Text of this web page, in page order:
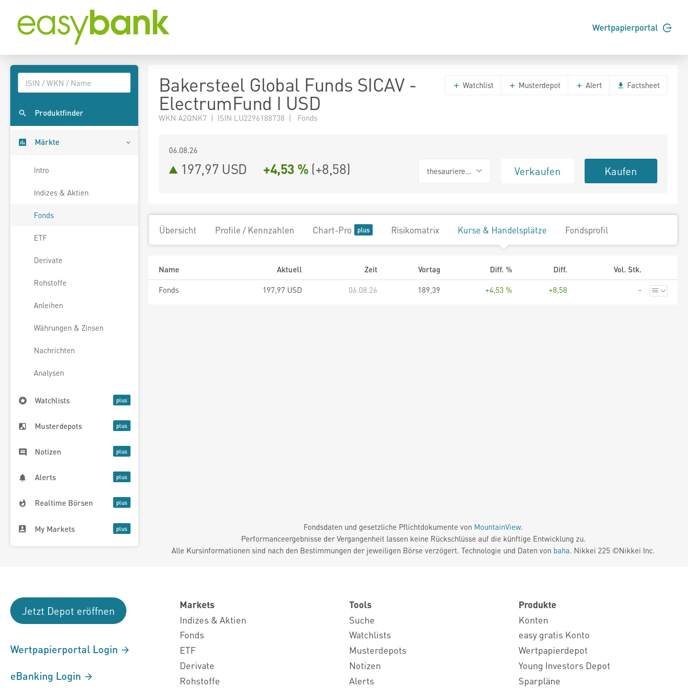
Wertpapierportal
Produktfinder
Märkte
Intro
Indizes & Aktien
Fonds
ETF
Derivate
Rohstoffe
Anleihen
Währungen & Zinsen
Nachrichten
Analysen
Watchlists
Musterdepots
Notizen
Alerts
Realtime Börsen
My Markets
Bakersteel Global Funds SICAV -
ElectrumFund I USD
WKN A2QNK7 | ISIN LU2296188738 | Fonds
Watchlist Musterdepot Alert Factsheet
06.08.26
197,97 USD +4,53 % (+8,58) thesaurierend Verkaufen Kaufen
Übersicht Profile / Kennzahlen Chart-Pro Risikomatrix Kurse & Handelsplätze Fondsprofil
Name Aktuell Zeit Vortag Diff. % Diff.
Vol. Stk.
Fonds
197,97 USD 06.08.26 189,39 +4,53 % +8,58 -
Fondsdaten und gesetzliche Pflichtdokumente von MountainView.
Performanceergebnisse der Vergangenheit lassen keine Rückschlüsse auf die künftige Entwicklung zu.
Alle Kursinformationen sind nach den Bestimmungen der jeweiligen Börse verzögert. Technologie und Daten von baha. Nikkei 225 ©Nikkei Inc.
Jetzt Depot eröffnen
Wertpapierportal Login
eBanking Login
Markets
Indizes & Aktien
Fonds
ETF
Derivate
Rohstoffe
Tools
Suche
Watchlists
Musterdepots
Notizen
Alerts
Produkte
Konten
easy gratis Konto
Wertpapierdepot
Young Investors Depot
Sparpläne